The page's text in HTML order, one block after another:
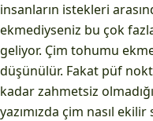
insanların istekleri
ekmediyseniz bu çok fazla
geliyor. Çim tohumu
düşünülür. Fakat püf
kadar zahmetsiz
yazımızda çim nasıl